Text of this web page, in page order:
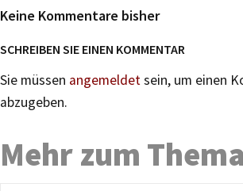
Keine Kommentare bisher
SCHREIBEN SIE EINEN KOMMENTAR
Sie müssen angemeldetsein, um einen
abzugeben.
Mehr zum Thema